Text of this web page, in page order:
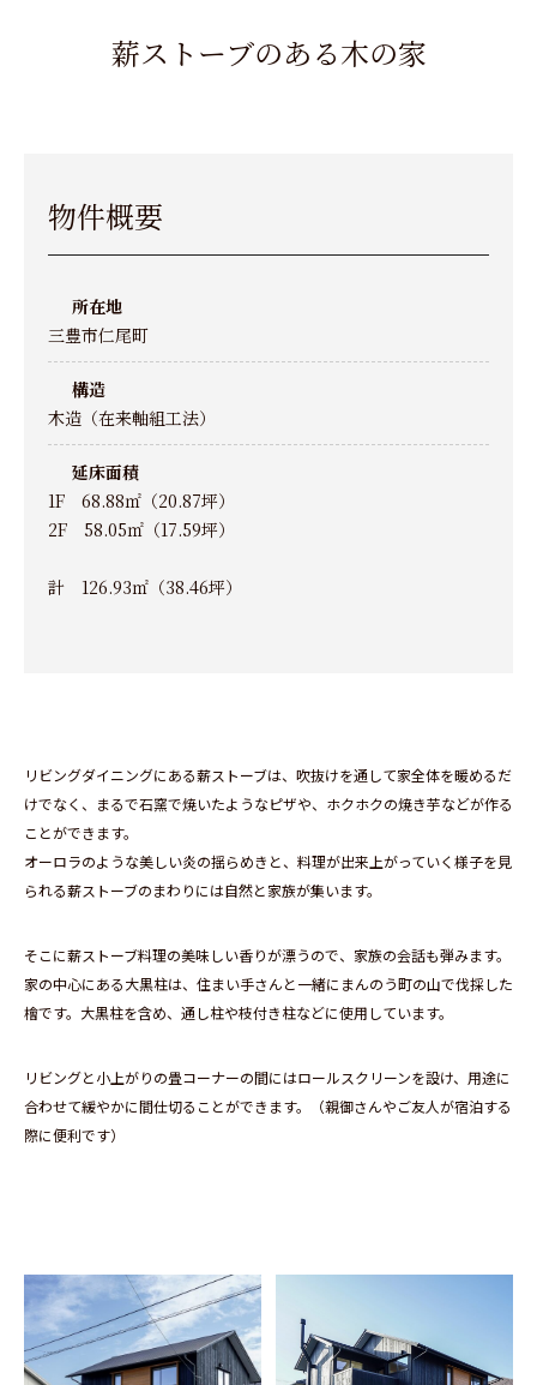
薪ストーブのある木の家
物件概要
所在地
三豊市仁尾町
構造
木造（在来軸組工法）
延床面積
1F 68.88㎡（20.87坪）
2F 58.05㎡（17.59坪）
計 126.93㎡（38.46坪）
リビングダイニングにある薪ストーブは、吹抜けを通して家全体を暖めるだ
けでなく、まるで石窯で焼いたようなピザや、ホクホクの焼き芋などが作る
ことができます。
オーロラのような美しい炎の揺らめきと、料理が出来上がっていく様子を見
られる薪ストーブのまわりには自然と家族が集います。
そこに薪ストーブ料理の美味しい香りが漂うので、家族の会話も弾みます。
家の中心にある大黒柱は、住まい手さんと一緒にまんのう町の山で伐採した
檜です。大黒柱を含め、通し柱や枝付き柱などに使用しています。
リビングと小上がりの畳コーナーの間にはロールスクリーンを設け、用途に
合わせて緩やかに間仕切ることができます。（親御さんやご友人が宿泊する
際に便利です）